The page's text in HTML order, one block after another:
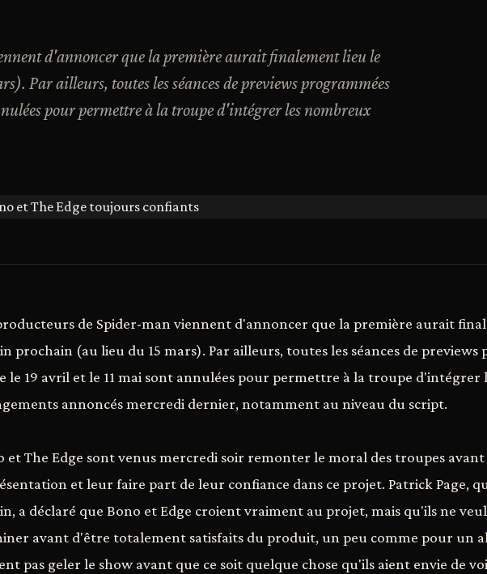
d'annoncer que la première aurait finalement lieu le
Par ailleurs, toutes les séances de previews programmées
pour permettre à la troupe d'intégrer les nombreux
de Spider-man viennent d'annoncer que la première aurait
prochain (au lieu du 15 mars). Par ailleurs, toutes les séances de previews
le 19 avril et le 11 mai sont annulées pour permettre à la troupe d'intégrer
annoncés mercredi dernier, notamment au niveau du script.
et The Edge sont venus mercredi soir remonter le moral des troupes avant
et leur faire part de leur confiance dans ce projet. Patrick Page,
a déclaré que Bono et Edge croient vraiment au projet, mais qu'ils ne
avant d'être totalement satisfaits du produit, un peu comme pour un
pas geler le show avant que ce soit quelque chose qu'ils aient envie de